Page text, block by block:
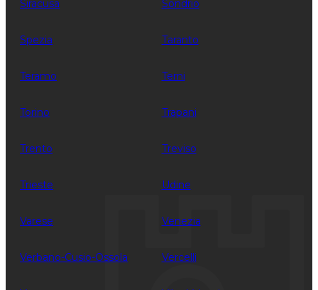
Siracusa Sondrio
Spezia Taranto
Teramo Terni
Torino Trapani
Trento Treviso
Trieste Udine
Varese Venezia
Verbano-Cusio-Ossola Vercelli